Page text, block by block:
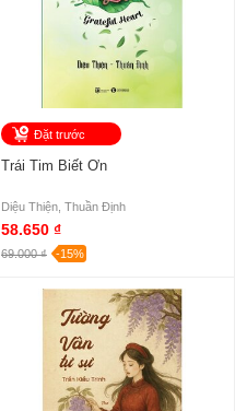
Đặt trước
Trái Tim Biết Ơn
Diệu Thiện, Thuần Định
58.650 ₫
69.000 ₫ -15%